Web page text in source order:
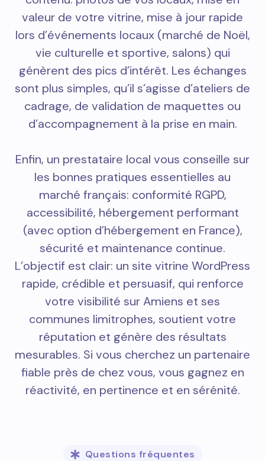
valeur de votre vitrine, mise à jour rapide
lors d’événements locaux (marché de Noël,
vie culturelle et sportive, salons) qui
génèrent des pics d’intérêt. Les échanges
sont plus simples, qu’il s’agisse d’ateliers de
cadrage, de validation de maquettes ou
d’accompagnement à la prise en main.
Enfin, un prestataire local vous conseille sur
les bonnes pratiques essentielles au
marché français: conformité RGPD,
accessibilité, hébergement performant
(avec option d’hébergement en France),
sécurité et maintenance continue.
L’objectif est clair: un site vitrine WordPress
rapide, crédible et persuasif, qui renforce
votre visibilité sur Amiens et ses
communes limitrophes, soutient votre
réputation et génère des résultats
mesurables. Si vous cherchez un partenaire
fiable près de chez vous, vous gagnez en
réactivité, en pertinence et en sérénité.
Questions fréquentes